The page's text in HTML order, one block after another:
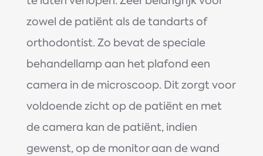
zowel de patiënt als de tandarts of
orthodontist. Zo bevat de speciale
behandellamp aan het plafond een
camera in de microscoop. Dit zorgt voor
voldoende zicht op de patiënt en met
de camera kan de patiënt, indien
gewenst, op de monitor aan de wand